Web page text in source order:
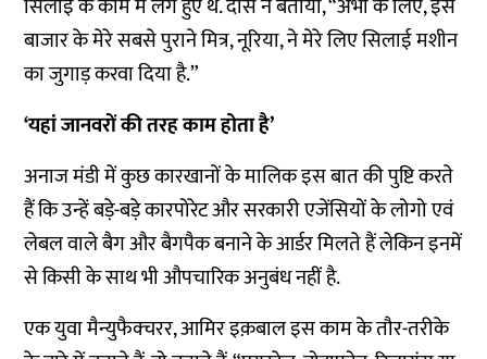
सिलाई के काम में लगे हुए थे. दास ने बताया, “अभी के लिए, इस
बाजार के मेरे सबसे पुराने मित्र, नूरिया, ने मेरे लिए सिलाई मशीन
का जुगाड़ करवा दिया है.”
‘यहां जानवरों की तरह काम होता है’
अनाज मंडी में कुछ कारखानों के मालिक इस बात की पुष्टि करते
हैं कि उन्हें बड़े-बड़े कारपोरेट और सरकारी एजेंसियों के लोगो एवं
लेबल वाले बैग और बैगपैक बनाने के आर्डर मिलते हैं लेकिन इनमें
से किसी के साथ भी औपचारिक अनुबंध नहीं है.
एक युवा मैन्युफैक्चरर, आमिर इक़बाल इस काम के तौर-तरीके